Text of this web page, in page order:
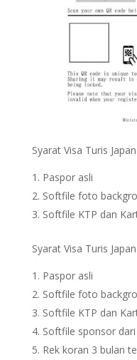
Syarat Visa Turis
Paspor asli
Softfile foto
Softfile KTP dan
Syarat Visa Turis
Paspor asli
Softfile foto
Softfile KTP dan
Softfile sponsor
Rek koran 3 bulan